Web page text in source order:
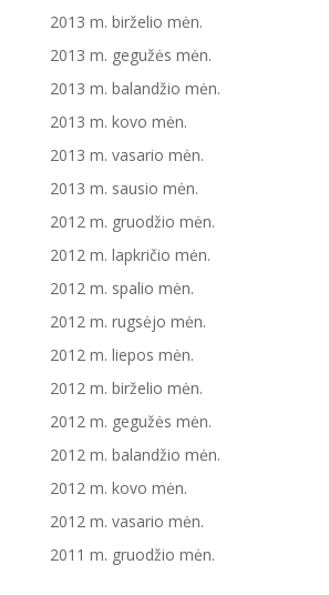
2013 m. birželio mėn.
2013 m. gegužės mėn.
2013 m. balandžio mėn.
2013 m. kovo mėn.
2013 m. vasario mėn.
2013 m. sausio mėn.
2012 m. gruodžio mėn.
2012 m. lapkričio mėn.
2012 m. spalio mėn.
2012 m. rugsėjo mėn.
2012 m. liepos mėn.
2012 m. birželio mėn.
2012 m. gegužės mėn.
2012 m. balandžio mėn.
2012 m. kovo mėn.
2012 m. vasario mėn.
2011 m. gruodžio mėn.